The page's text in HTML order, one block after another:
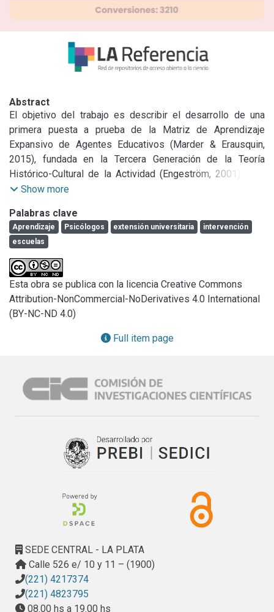
Abstract
El objetivo del trabajo es describir el desarrollo de una
primera puesta a prueba de la Matriz de Aprendizaje
Expansivo de Agentes Educativos (Marder & Erausquin,
2015), fundada en la Tercera Generación de la Teoría
Histórico-Cultural de la Actividad (Engeström, 2001) y en
lineamientos conceptuales que el autor definió en su Matriz
establece las preguntas ¿quiénes aprendieron?, ¿qué?,
¿cómo?, ¿para qué?, ¿por qué?, ¿dónde? y enuncia los cinco
principios del aprendizaje expansivo: 1) la existencia de
dos sistemas de actividad como unidad mínima de análisis,
2) la multiplicidad de voces en la organización del trabajo,
3) la historicidad de los acontecimientos, 4) las
contradicciones en el uso de instrumentos y 5) los ciclos
de cambio con transformación expansiva (Erausquin, 2014).
En este estudio, se indagó la participación y aprendizaje de
Facultad de Psicología de la Universidad Nacional de La
Plata (UNLP). Se observa en los sujetos encuestados un
insuficiente análisis de cambios que podrían llevarse a
cabo en la actividad de intervención, a futuro, en base a la
experiencia realizada.
Show more
Palabras clave
Aprendizaje Psicólogos extensión universitaria
intervención
escuelas
Esta obra se publica con la licencia Creative Commons
Attribution-NonCommercial-NoDerivatives 4.0 International
(BY-NC-ND 4.0)
Full item page
SEDE CENTRAL - LA PLATA
Calle 526 e/ 10 y 11 – (1900)
(221) 4217374
(221) 4823795
08.00 hs a 19.00 hs